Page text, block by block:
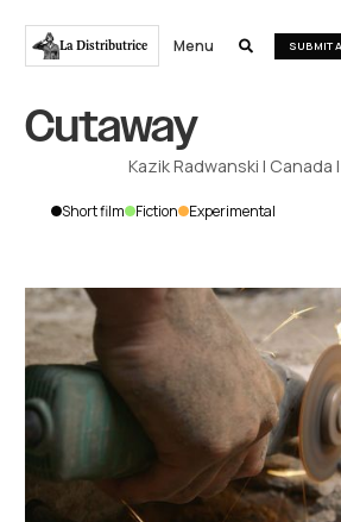
La Distributrice Menu  SUBMIT
Cutaway
Kazik Radwanski | Canada |
Short film Fiction Experimental